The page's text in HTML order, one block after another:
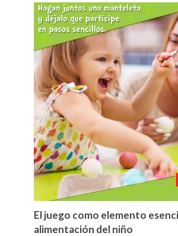
El juego como elemento
alimentación del niño